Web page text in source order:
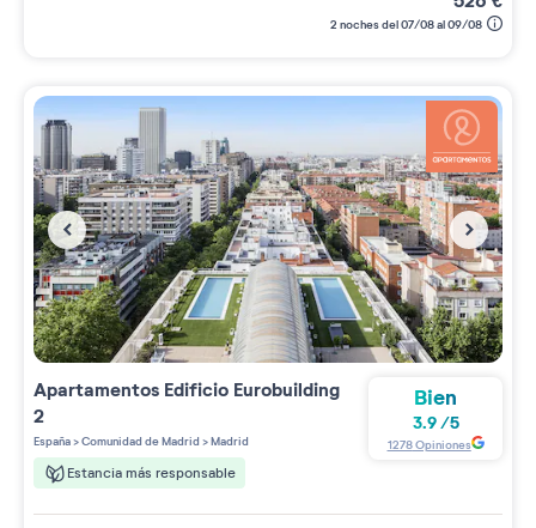
2 noches del 07/08 al 09/08
Apartamentos Edificio Eurobuilding
2
España>Comunidad de Madrid>Madrid
Estancia más responsable
Bien
3.9/5
1278Opiniones